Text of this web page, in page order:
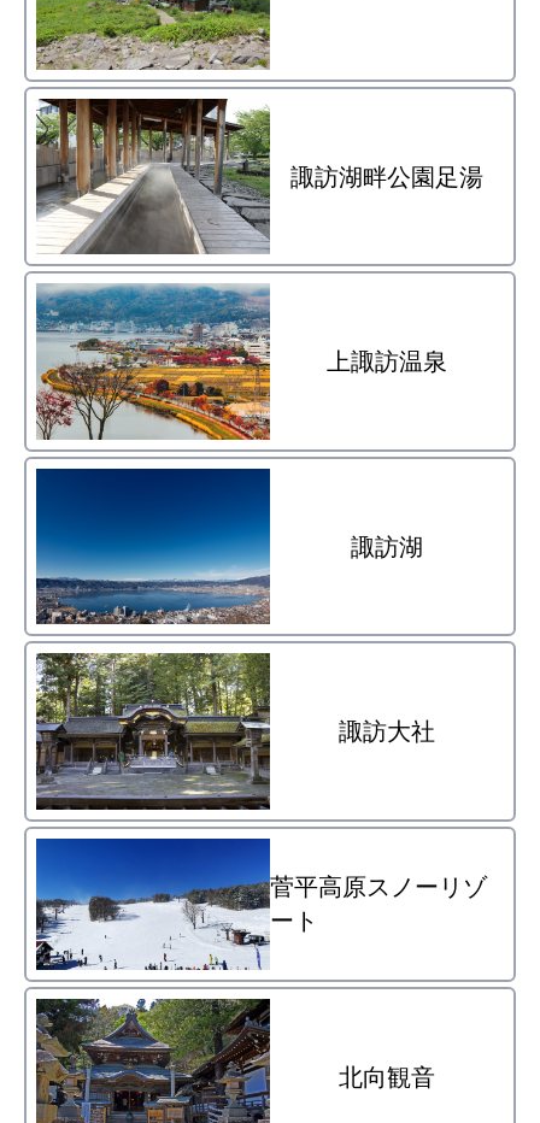
諏訪湖畔公園足湯
上諏訪温泉
諏訪湖
諏訪大社
菅平高原スノーリゾ
ート
北向観音